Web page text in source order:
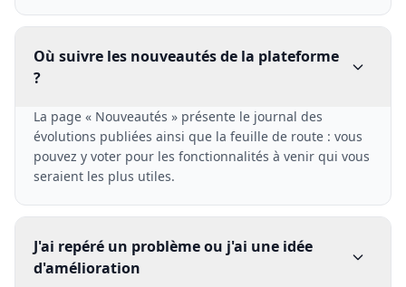
Où suivre les nouveautés de la plateforme
?
La page « Nouveautés » présente le journal des
évolutions publiées ainsi que la feuille de route : vous
pouvez y voter pour les fonctionnalités à venir qui vous
seraient les plus utiles.
J'ai repéré un problème ou j'ai une idée
d'amélioration